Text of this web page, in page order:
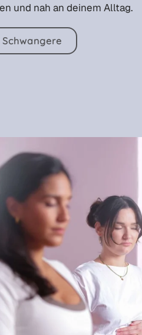
und nah an deinem Alltag.